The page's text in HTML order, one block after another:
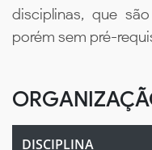
disciplinas, que
porém sem pré-
DISCIPLINA